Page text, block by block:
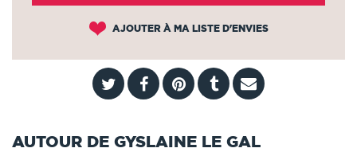
AJOUTER À MA LISTE D'ENVIES
AUTOUR DE GYSLAINE LE GAL